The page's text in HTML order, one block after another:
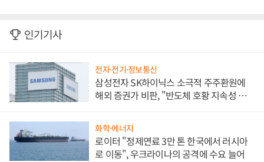
인기기사
전자·전기·정보통신
삼성전자 SK하이닉스 소극적 주주환원에
해외 증권가 비판, "반도체 호황 지속성 의
화학·에너지
로이터 "정제연료 3만 톤 한국에서 러시아
로 이동", 우크라이나의 공격에 수요 늘어